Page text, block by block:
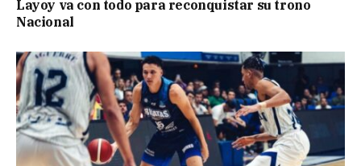
Layoy va con todo para reconquistar su trono
Nacional